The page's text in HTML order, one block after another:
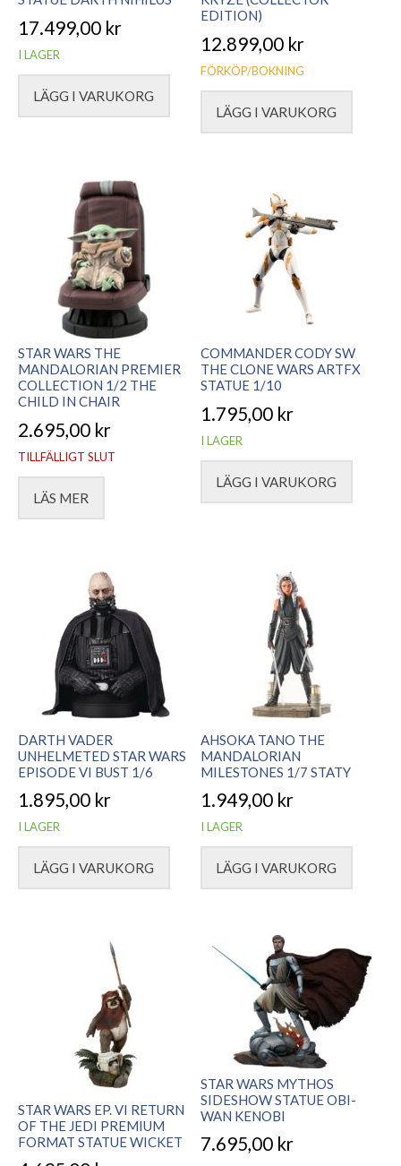
17.499,00 kr
I LAGER
LÄGG I VARUKORG
EDITION)
12.899,00 kr
FÖRKÖP/BOKNING
LÄGG I VARUKORG
STAR WARS THE
MANDALORIAN PREMIER
COLLECTION 1/2 THE
CHILD IN CHAIR
2.695,00 kr
TILLFÄLLIGT SLUT
LÄS MER
COMMANDER CODY SW
THE CLONE WARS ARTFX
STATUE 1/10
1.795,00 kr
I LAGER
LÄGG I VARUKORG
DARTH VADER
UNHELMETED STAR WARS
EPISODE VI BUST 1/6
1.895,00 kr
I LAGER
LÄGG I VARUKORG
AHSOKA TANO THE
MANDALORIAN
MILESTONES 1/7 STATY
1.949,00 kr
I LAGER
LÄGG I VARUKORG
STAR WARS EP. VI RETURN
OF THE JEDI PREMIUM
FORMAT STATUE WICKET
STAR WARS MYTHOS
SIDESHOW STATUE OBI-
WAN KENOBI
7.695,00 kr